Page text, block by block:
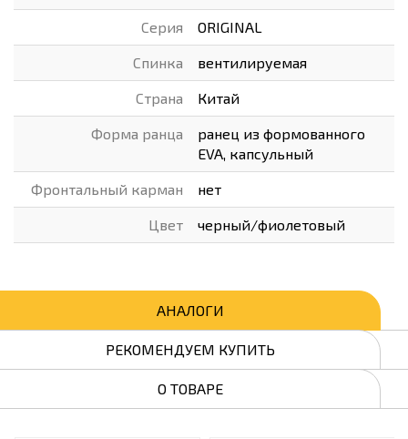
Серия ORIGINAL
Спинка вентилируемая
Страна Китай
Форма ранца
ранец из формованного
EVA, капсульный
Фронтальный карман нет
Цвет черный/фиолетовый
АНАЛОГИ
РЕКОМЕНДУЕМ КУПИТЬ
О ТОВАРЕ